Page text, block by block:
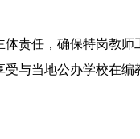
责任，确保特岗教
与当地公办学校在